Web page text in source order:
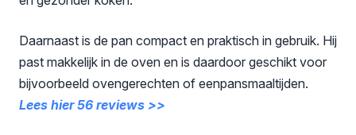
Daarnaast is de pan compact en praktisch in gebruik. Hij
past makkelijk in de oven en is daardoor geschikt voor
bijvoorbeeld ovengerechten of eenpansmaaltijden.
Lees hier 56 reviews >>